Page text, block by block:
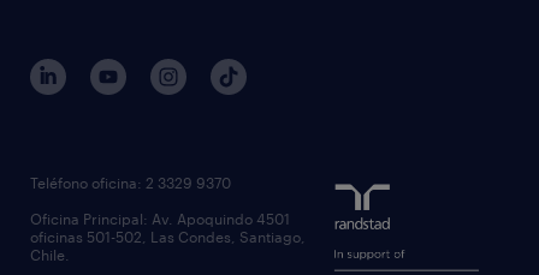
Teléfono oficina: 2 3329 9370
Oficina Principal: Av. Apoquindo 4501
oficinas 501-502, Las Condes, Santiago,
Chile.